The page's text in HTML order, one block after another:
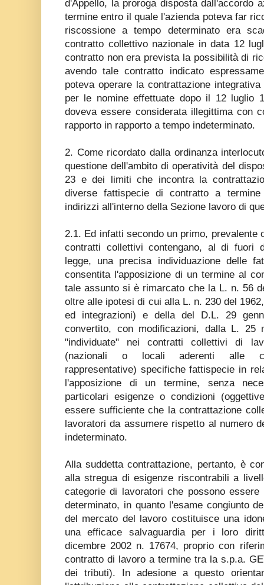
d'Appello, la proroga disposta dall'accordo
termine entro il quale l'azienda poteva far
riscossione a tempo determinato era
contratto collettivo nazionale in data 12
contratto non era prevista la possibilità di
avendo tale contratto indicato
poteva operare la contrattazione
per le nomine effettuate dopo il 12 luglio
doveva essere considerata illegittima con
rapporto in rapporto a tempo indeterminato.
2. Come ricordato dalla ordinanza
questione dell'ambito di operatività del
23 e dei limiti che incontra la
diverse fattispecie di contratto a
indirizzi all'interno della Sezione lavoro di
2.1. Ed infatti secondo un primo, prevalente
contratti collettivi contengano, al di fuori
legge, una precisa individuazione delle
consentita l'apposizione di un termine al
tale assunto si è rimarcato che la L. n. 56
oltre alle ipotesi di cui alla L. n. 230 del
ed integrazioni) e della del D.L. 29
convertito, con modificazioni, dalla L. 25
"individuate" nei contratti collettivi di
(nazionali o locali aderenti alle
rappresentative) specifiche fattispecie in
l'apposizione di un termine, senza
particolari esigenze o condizioni
essere sufficiente che la contrattazione
lavoratori da assumere rispetto al numero
indeterminato.
Alla suddetta contrattazione, pertanto, è
alla stregua di esigenze riscontrabili a
categorie di lavoratori che possono
determinato, in quanto l'esame congiunto
del mercato del lavoro costituisce una
una efficace salvaguardia per i loro
dicembre 2002 n. 17674, proprio con
contratto di lavoro a termine tra la s.p.a.
dei tributi). In adesione a questo